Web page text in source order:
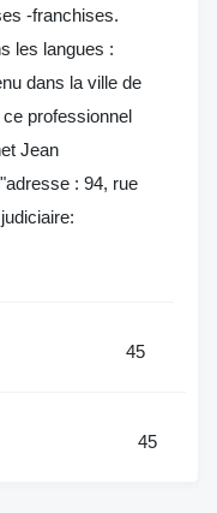
-franchises.
les langues :
dans la ville de
professionnel
Jean
: 94, rue
45
45